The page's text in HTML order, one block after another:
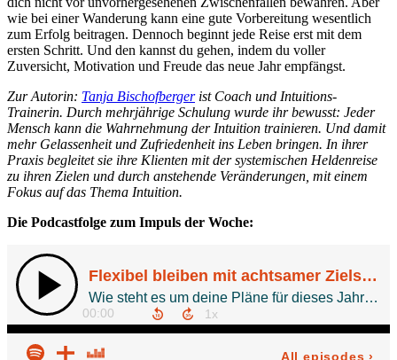
wie bei einer Wanderung kann eine gute Vorbereitung wesentlich
zum Erfolg beitragen. Dennoch beginnt jede Reise erst mit dem
ersten Schritt. Und den kannst du gehen, indem du voller
Zuversicht, Motivation und Freude das neue Jahr empfängst.
Zur Autorin: Tanja Bischofbergerist Coach und Intuitions-
Trainerin. Durch mehrjährige Schulung wurde ihr bewusst: Jeder
Mensch kann die Wahrnehmung der Intuition trainieren. Und damit
mehr Gelassenheit und Zufriedenheit ins Leben bringen. In ihrer
Praxis begleitet sie ihre Klienten mit der systemischen Heldenreise
zu ihren Zielen und durch anstehende Veränderungen, mit einem
Fokus auf das Thema Intuition.
Die Podcastfolge zum Impuls der Woche: